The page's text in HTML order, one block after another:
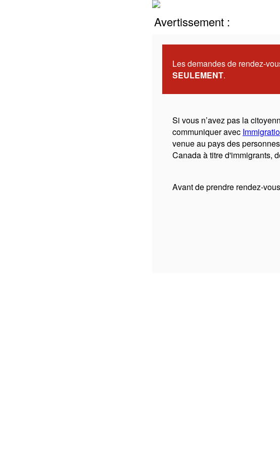
Avertissement :
Les demandes de rendez-
SEULEMENT.
Si vous n’avez pas la
communiquer avec
venue au pays des
Canada à titre d'immigrants,
Avant de prendre rendez-